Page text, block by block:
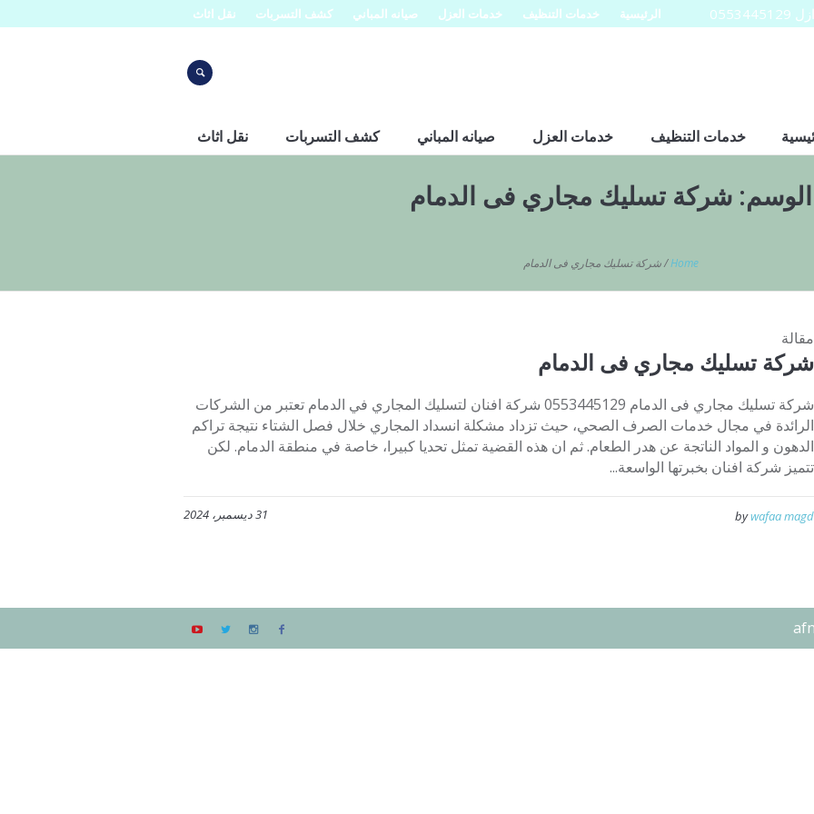
الرئيسية خدمات التنظيف خدمات العزل صيانه المباني كشف التسربات نقل اثاث
خدمات التنظيف خدمات العزل صيانه المباني كشف التسربات نقل اثاث
الوسم:شركة تسليك مجاري فى الدمام
Home
/شركة تسليك مجاري فى الدمام
مقالة
شركة تسليك مجاري فى الدمام
شركة تسليك مجاري فى الدمام 0553445129 شركة افنان لتسليك المجاري في الدمام تعتبر من الشركات
الرائدة في مجال خدمات الصرف الصحي، حيث تزداد مشكلة انسداد المجاري خلال فصل الشتاء نتيجة تراكم
الدهون و المواد الناتجة عن هدر الطعام. ثم ان هذه القضية تمثل تحديا كبيرا، خاصة في منطقة الدمام. لكن
تتميز شركة افنان بخبرتها الواسعة...
31 ديسمبر، 2024 bywafaa magd